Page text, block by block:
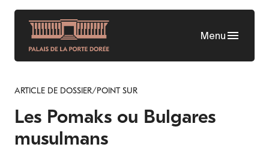
Skip
content
Menu
ARTICLE DE DOSSIER/POINT SUR
Les Pomaks ou Bulgares
musulmans